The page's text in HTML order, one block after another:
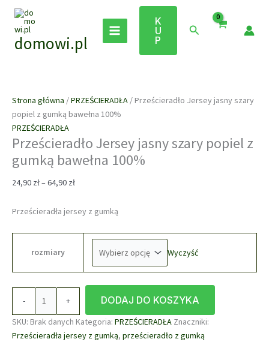
Przejdź
treścidomowi.pl
K
U
P
Szukaj
Wyprzedaż!
Strona główna /PRZEŚCIERADŁA / Prześcieradło Jersey jasny szary
popiel z gumką bawełna 100%
PRZEŚCIERADŁA
Prześcieradło Jersey jasny szary popiel z
gumką bawełna 100%
24,90 zł–64,90 złZakres
od
do
64,90 zł
Prześcieradła jersey z gumką
rozmiary Wyczyść
-
Prześcieradło
Jersey
jasny
+ DODAJ DO KOSZYKA
SKU: Brak danych Kategoria: PRZEŚCIERADŁA Znaczniki:
Prześcieradła jersey z gumką, prześcieradło z gumką
Wyprzedaż!
Wyprzedaż!
Wyprzedaż!
Wyprzedaż!
Wyprzedaż!
Wyprzedaż!
Wyprzedaż!
Wyprzedaż!